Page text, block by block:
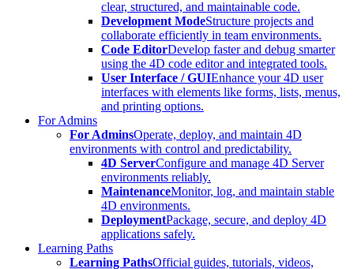
clear, structured, and maintainable code.
Development ModeStructure projects and
collaborate efficiently in team environments.
Code EditorDevelop faster and debug smarter
using the 4D code editor and integrated tools.
User Interface / GUIEnhance your 4D user
interfaces with elements like forms, lists, menus,
and printing options.
For Admins
For AdminsOperate, deploy, and maintain 4D
environments with control and predictability.
4D ServerConfigure and manage 4D Server
environments reliably.
MaintenanceMonitor, log, and maintain stable
4D environments.
DeploymentPackage, secure, and deploy 4D
applications safely.
Learning Paths
Learning PathsOfficial guides, tutorials, videos,